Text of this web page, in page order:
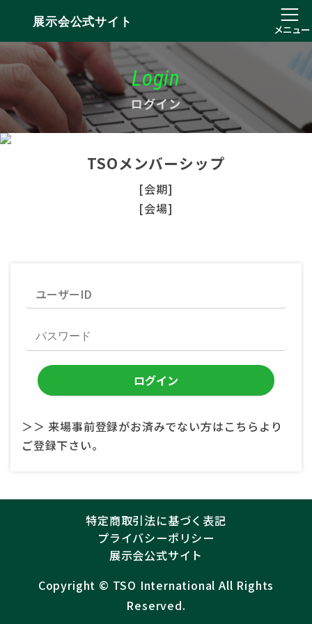
展示会公式サイト
メニュー
Login
ログイン
TSOメンバーシップ
[会期]
[会場]
＞＞ 来場事前登録がお済みでない方はこちらより
ご登録下さい。
特定商取引法に基づく表記
プライバシーポリシー
展示会公式サイト
Copyright ©︎ TSO International All Rights
Reserved.